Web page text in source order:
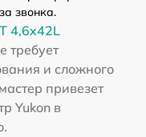
звонка.
4,6x42L
требует
и сложного
привезет
Yukon в